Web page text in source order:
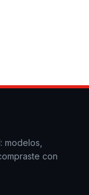
modelos,
con